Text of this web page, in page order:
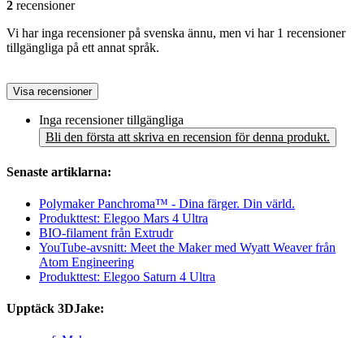
2 recensioner
Vi har inga recensioner på svenska ännu, men vi har 1 recensioner
tillgängliga på ett annat språk.
Visa recensioner
Inga recensioner tillgängliga
Bli den första att skriva en recension för denna produkt.
Senaste artiklarna:
Polymaker Panchroma™ - Dina färger. Din värld.
Produkttest: Elegoo Mars 4 Ultra
BIO-filament från Extrudr
YouTube-avsnitt: Meet the Maker med Wyatt Weaver från
Atom Engineering
Produkttest: Elegoo Saturn 4 Ultra
Upptäck 3DJake: